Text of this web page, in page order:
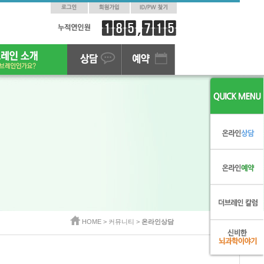
HOME > 커뮤니티 > 온라인상담